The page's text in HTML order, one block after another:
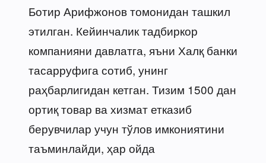
Ботир Арифжонов томонидан ташкил
этилган. Кейинчалик тадбиркор
компанияни давлатга, яъни Халқ банки
тасарруфига сотиб, унинг
раҳбарлигидан кетган. Тизим 1500 дан
ортиқ товар ва хизмат етказиб
берувчилар учун тўлов имкониятини
таъминлайди, ҳар ойда